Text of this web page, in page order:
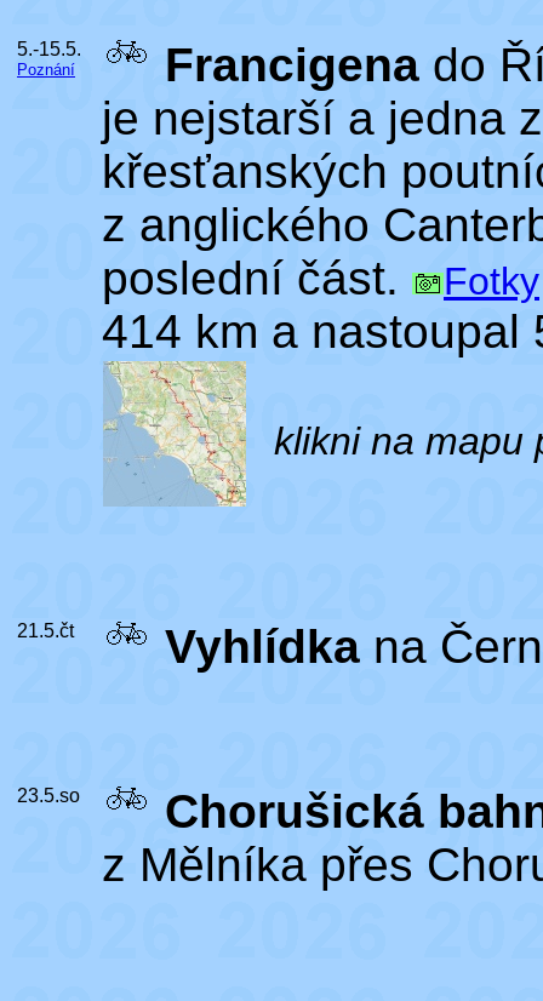
5.-15.5.
Poznání Francigena do
je nejstarší a jedna
křesťanských
z anglického
poslední část.
Fotky
414 km a nastoupal
klikni na mapu
21.5.čt Vyhlídka na
23.5.so
Chorušická
z Mělníka přes